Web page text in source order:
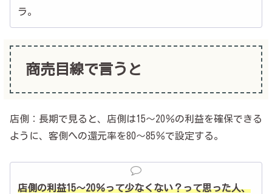
ラ。
商売目線で言うと
店側：長期で見ると、店側は15～20％の利益を確保できる
ように、客側への還元率を80～85％で設定する。
店側の利益15～20％って少なくない？って思った人、